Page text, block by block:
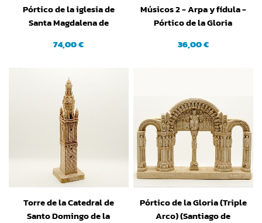
Pórtico de la iglesia de
Santa Magdalena de
74,00 €
Músicos 2 - Arpa y fídula -
Pórtico de la Gloria
(A Coruña)
36,00 €
Torre de la Catedral de
Santo Domingo de la
Pórtico de la Gloria (Triple
Arco) (Santiago de